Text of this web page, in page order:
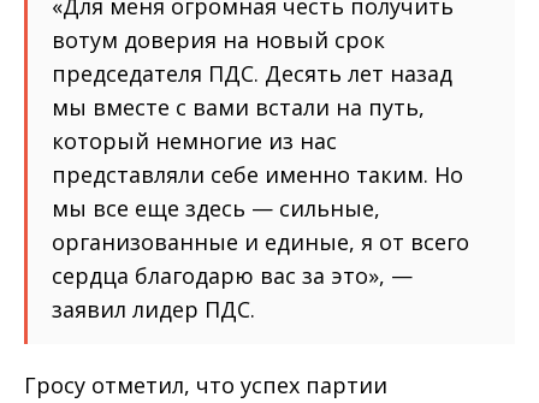
«Для меня огромная честь получить
вотум доверия на новый срок
председателя ПДС. Десять лет назад
мы вместе с вами встали на путь,
который немногие из нас
представляли себе именно таким. Но
мы все еще здесь — сильные,
организованные и единые, я от всего
сердца благодарю вас за это», —
заявил лидер ПДС.
Гросу отметил, что успех партии